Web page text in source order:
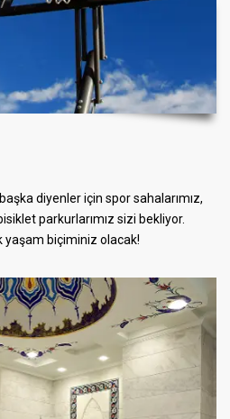
diyenler için spor sahalarımız,
parkurlarımız sizi bekliyor.
yaşam biçiminiz olacak!